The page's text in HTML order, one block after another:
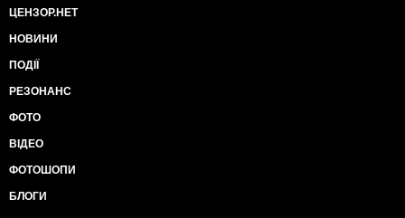
ЦЕНЗОР.НЕТ
НОВИНИ
ПОДІЇ
РЕЗОНАНС
ФОТО
ВІДЕО
ФОТОШОПИ
БЛОГИ